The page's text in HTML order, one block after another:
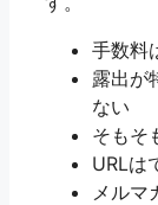
手数料
露出が
ない
そもそ
URLは
メルマ